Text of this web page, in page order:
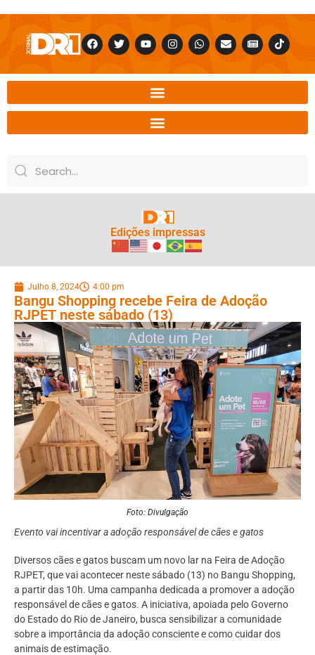
Edições impressas
Julho 8, 2024 4:00 pm
Bangu Shopping recebe Feira de Adoção
RJPET neste sábado (13)
Foto: Divulgação
Evento vai incentivar a adoção responsável de cães e gatos
Diversos cães e gatos buscam um novo lar na Feira de Adoção
RJPET, que vai acontecer neste sábado (13) no Bangu Shopping,
a partir das 10h. Uma campanha dedicada a promover a adoção
responsável de cães e gatos. A iniciativa, apoiada pelo Governo
do Estado do Rio de Janeiro, busca sensibilizar a comunidade
sobre a importância da adoção consciente e como cuidar dos
animais de estimação.